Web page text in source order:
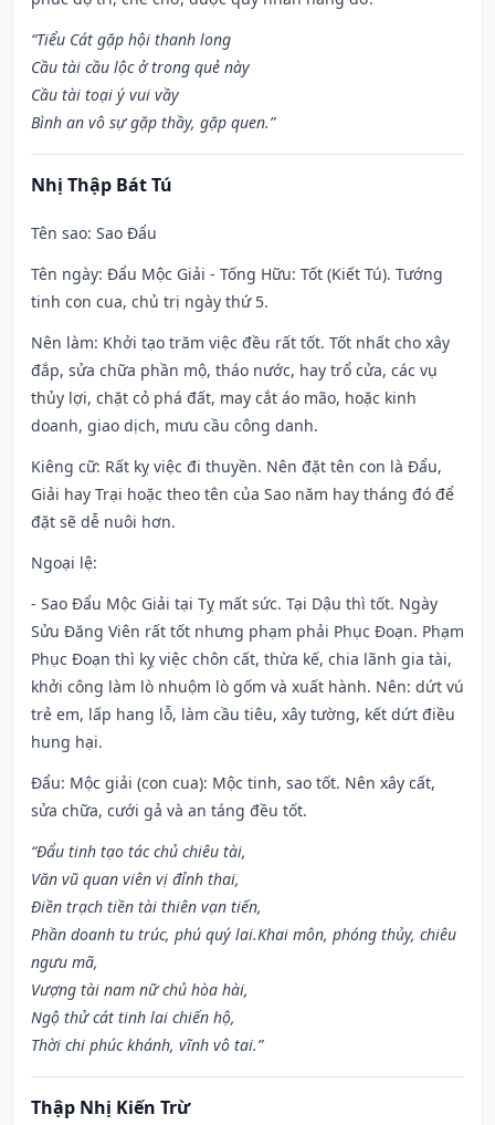
“Tiểu Cát gặp hội thanh long
Cầu tài cầu lộc ở trong quẻ này
Cầu tài toại ý vui vầy
Bình an vô sự gặp thầy, gặp quen.”
Nhị Thập Bát Tú
Tên sao: Sao Đẩu
Tên ngày: Đẩu Mộc Giải - Tống Hữu: Tốt (Kiết Tú). Tướng
tinh con cua, chủ trị ngày thứ 5.
Nên làm: Khởi tạo trăm việc đều rất tốt. Tốt nhất cho xây
đắp, sửa chữa phần mộ, tháo nước, hay trổ cửa, các vụ
thủy lợi, chặt cỏ phá đất, may cắt áo mão, hoặc kinh
doanh, giao dịch, mưu cầu công danh.
Kiêng cữ: Rất kỵ việc đi thuyền. Nên đặt tên con là Đẩu,
Giải hay Trại hoặc theo tên của Sao năm hay tháng đó để
đặt sẽ dễ nuôi hơn.
Ngoại lệ:
- Sao Đẩu Mộc Giải tại Tỵ mất sức. Tại Dậu thì tốt. Ngày
Sửu Đăng Viên rất tốt nhưng phạm phải Phục Đoạn. Phạm
Phục Đoạn thì kỵ việc chôn cất, thừa kế, chia lãnh gia tài,
khởi công làm lò nhuộm lò gốm và xuất hành. Nên: dứt vú
trẻ em, lấp hang lỗ, làm cầu tiêu, xây tường, kết dứt điều
hung hại.
Đẩu: Mộc giải (con cua): Mộc tinh, sao tốt. Nên xây cất,
sửa chữa, cưới gả và an táng đều tốt.
“Đẩu tinh tạo tác chủ chiêu tài,
Văn vũ quan viên vị đỉnh thai,
Điền trạch tiền tài thiên vạn tiến,
Phần doanh tu trúc, phú quý lai.Khai môn, phóng thủy, chiêu
ngưu mã,
Vượng tài nam nữ chủ hòa hài,
Ngộ thử cát tinh lai chiến hộ,
Thời chi phúc khánh, vĩnh vô tai.”
Thập Nhị Kiến Trừ